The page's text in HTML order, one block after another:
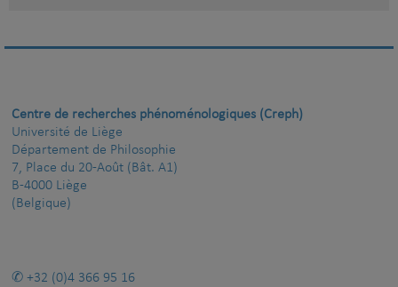
Centre de recherches phénoménologiques (Creph)
Université de Liège
Département de Philosophie
7, Place du 20-Août (Bât. A1)
B-4000 Liège
(Belgique)
+32 (0)4 366 95 16